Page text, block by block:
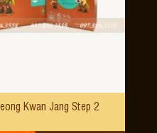
Kwan Jang Step 2